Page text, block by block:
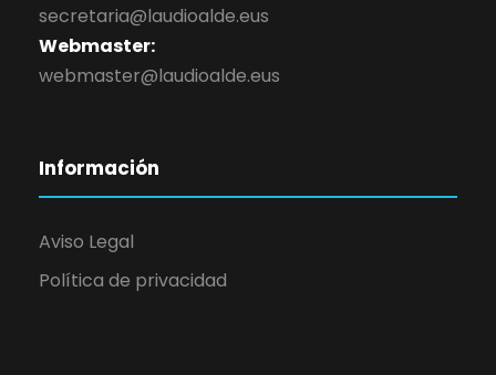
secretaria@laudioalde.eus
Webmaster:
webmaster@laudioalde.eus
Información
Aviso Legal
Política de privacidad